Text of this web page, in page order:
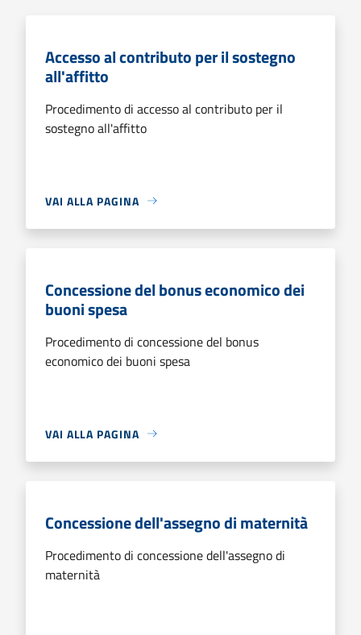
Accesso al contributo per il sostegno
all'affitto
Procedimento di accesso al contributo per il
sostegno all'affitto
VAI ALLA PAGINA
Concessione del bonus economico dei
buoni spesa
Procedimento di concessione del bonus
economico dei buoni spesa
VAI ALLA PAGINA
Concessione dell'assegno di maternità
Procedimento di concessione dell'assegno di
maternità